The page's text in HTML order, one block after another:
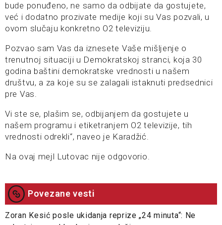
bude ponuđeno, ne samo da odbijate da gostujete,
već i dodatno prozivate medije koji su Vas pozvali, u
ovom slučaju konkretno O2 televiziju.
Pozvao sam Vas da iznesete Vaše mišljenje o
trenutnoj situaciji u Demokratskoj stranci, koja 30
godina baštini demokratske vrednosti u našem
društvu, a za koje su se zalagali istaknuti predsednici
pre Vas.
Vi ste se, plašim se, odbijanjem da gostujete u
našem programu i etiketranjem O2 televizije, tih
vrednosti odrekli“, naveo je Karadžić.
Na ovaj mejl Lutovac nije odgovorio.
Povezane vesti
Zoran Kesić posle ukidanja reprize „24 minuta“: Ne